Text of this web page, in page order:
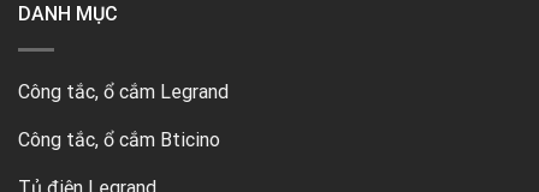
DANH MỤC
Công tắc, ổ cắm Legrand
Công tắc, ổ cắm Bticino